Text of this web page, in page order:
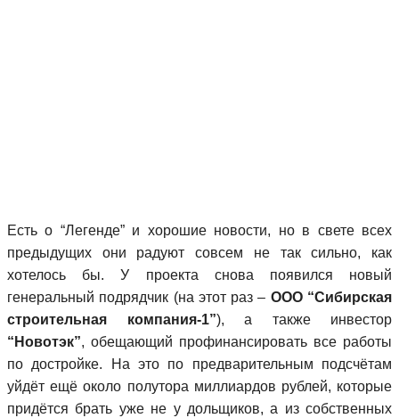
Есть о “Легенде” и хорошие новости, но в свете всех
предыдущих они радуют совсем не так сильно, как
хотелось бы. У проекта снова появился новый
генеральный подрядчик (на этот раз – ООО “Сибирская
строительная компания-1”), а также инвестор
“Новотэк”, обещающий профинансировать все работы
по достройке. На это по предварительным подсчётам
уйдёт ещё около полутора миллиардов рублей, которые
придётся брать уже не у дольщиков, а из собственных